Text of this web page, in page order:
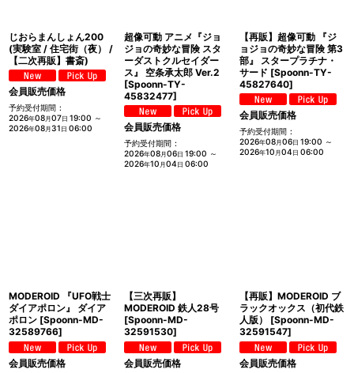
じおらまんしょん200
(実験室 / 住宅街（夜） /
【二次再販】書斎)
会員販売価格
予約受付期間 :
2026年08月07日 19:00 ～
2026年08月31 日 06:00
超像可動 アニメ『ジョ
ジョの奇妙な冒険 スタ
ーダストクルセイダー
ス』 空条承太郎 Ver.2
[Spoonn-TY-
45832477]
会員販売価格
予約受付期間 :
2026年08月06日 19:00 ～
2026年10 月04 日 06:00
【再販】超像可動 『ジ
ョジョの奇妙な冒険 第3
部』 スタープラチナ・
サード [Spoonn-TY-
45827640]
会員販売価格
予約受付期間 :
2026年08月06日 19:00 ～
2026年10 月04 日 06:00
MODEROID 『UFO戦士
ダイアポロン』 ダイア
ポロン [Spoonn-MD-
32589766]
会員販売価格
【三次再販】
MODEROID 鉄人28号
[Spoonn-MD-
32591530]
会員販売価格
【再販】MODEROID ブ
ラックオックス（初代鉄
人版）
[Spoonn-MD-
32591547]
会員販売価格